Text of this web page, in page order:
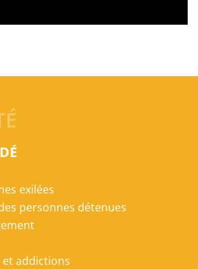
exilées
personnes détenues
addictions